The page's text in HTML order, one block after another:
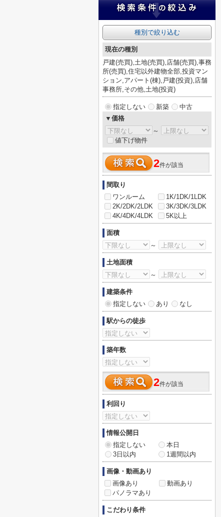
種別で絞り込む
現在の種別
戸建(売買),土地(売買),店舗(売買),事務
所(売買),住宅以外建物全部,投資マン
ション,アパート(棟),戸建(投資),店舗
事務所,その他,土地(投資)
指定しない 新築
中古
▼価格
～
値下げ物件
2件が該当
間取り
ワンルーム
1K/1DK/1LDK
2K/2DK/2LDK
3K/3DK/3LDK
4K/4DK/4LDK
5K以上
面積
～
土地面積
～
建築条件
指定しない
あり なし
駅からの徒歩
築年数
2件が該当
利回り
情報公開日
指定しない
本日
3日以内
1週間以内
画像・動画あり
画像あり
動画あり
パノラマあり
こだわり条件